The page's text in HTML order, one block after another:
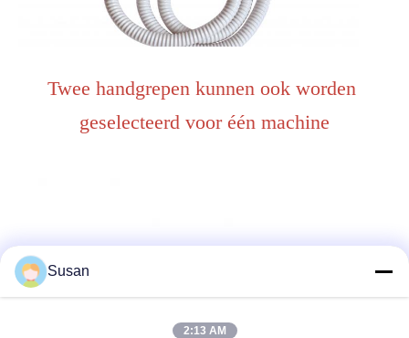
Twee handgrepen kunnen ook worden
geselecteerd voor één machine
Susan
2:13 AM